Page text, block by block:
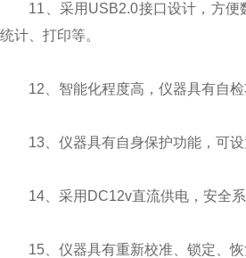
11、采用USB2.0接口设计，方便数
统计、打印等。
12、智能化程度高，仪器具有自检
13、仪器具有自身保护功能，可设
14、采用DC12v直流供电，安全系
15、仪器具有重新校准、锁定、恢